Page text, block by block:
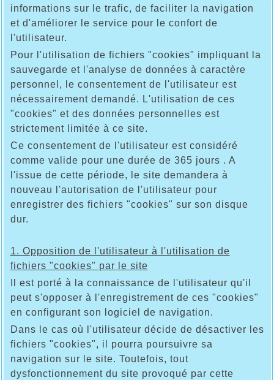
informations sur le trafic, de faciliter la navigation
et d'améliorer le service pour le confort de
l'utilisateur.
Pour l'utilisation de fichiers "cookies" impliquant la
sauvegarde et l'analyse de données à caractère
personnel, le consentement de l'utilisateur est
nécessairement demandé. L'utilisation de ces
"cookies" et des données personnelles est
strictement limitée à ce site.
Ce consentement de l'utilisateur est considéré
comme valide pour une durée de 365 jours . A
l'issue de cette période, le site demandera à
nouveau l'autorisation de l'utilisateur pour
enregistrer des fichiers "cookies" sur son disque
dur.
1. Opposition de l'utilisateur à l'utilisation de
fichiers "cookies" par le site
Il est porté à la connaissance de l'utilisateur qu'il
peut s'opposer à l'enregistrement de ces "cookies"
en configurant son logiciel de navigation.
Dans le cas où l'utilisateur décide de désactiver les
fichiers "cookies", il pourra poursuivre sa
navigation sur le site. Toutefois, tout
dysfonctionnement du site provoqué par cette